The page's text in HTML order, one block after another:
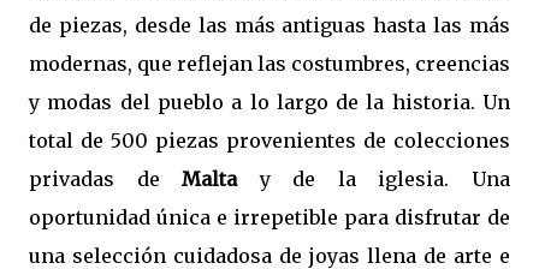
de piezas, desde las más antiguas hasta las más
modernas, que reflejan las costumbres, creencias
y modas del pueblo a lo largo de la historia. Un
total de 500 piezas provenientes de colecciones
privadas deMaltay de la iglesia. Una
oportunidad única e irrepetible para disfrutar de
una selección cuidadosa de joyas llena de arte e